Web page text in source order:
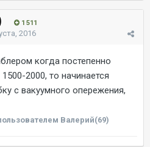
1 511
2016
когда постепенно
2000, то начинается
с вакуумного опережения,
Валерий(69)